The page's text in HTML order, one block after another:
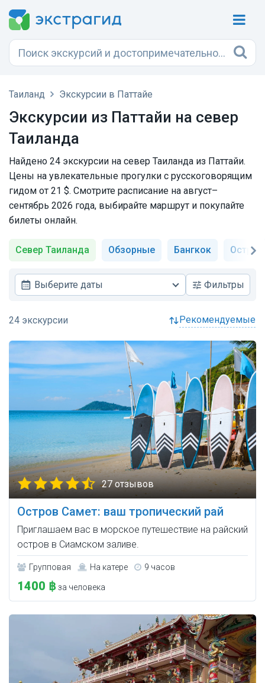
Таиланд Экскурсии в Паттайе
Экскурсии из Паттайи на север
Таиланда
Найдено 24 экскурсии на север Таиланда из Паттайи.
Цены на увлекательные прогулки с русскоговорящим
гидом от 21 $. Смотрите расписание на август–
сентябрь 2026 года, выбирайте маршрут и покупайте
билеты онлайн.
Север Таиланда Обзорные Бангкок
Выберите даты Фильтры
рекомендуемые
27 отзывов
Остров Самет: ваш тропический рай
Приглашаем вас в морское путешествие на райский
остров в Сиамском заливе.
Групповая На катере 9 часов
1400 ฿за человека